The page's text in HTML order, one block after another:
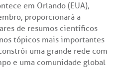
em Orlando (EUA),
proporcionará a
de resumos científicos
tópicos mais importantes
uma grande rede com
e uma comunidade global